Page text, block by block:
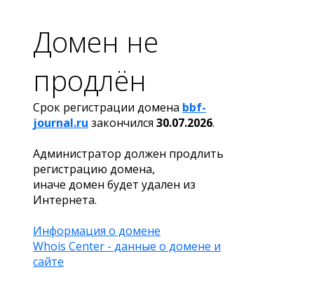
Домен не
продлён
Срок регистрации домена bbf-
journal.ru закончился 30.07.2026.
Администратор должен продлить
регистрацию домена,
иначе домен будет удален из
Интернета.
Информация о домене
Whois Center - данные о домене и
сайте